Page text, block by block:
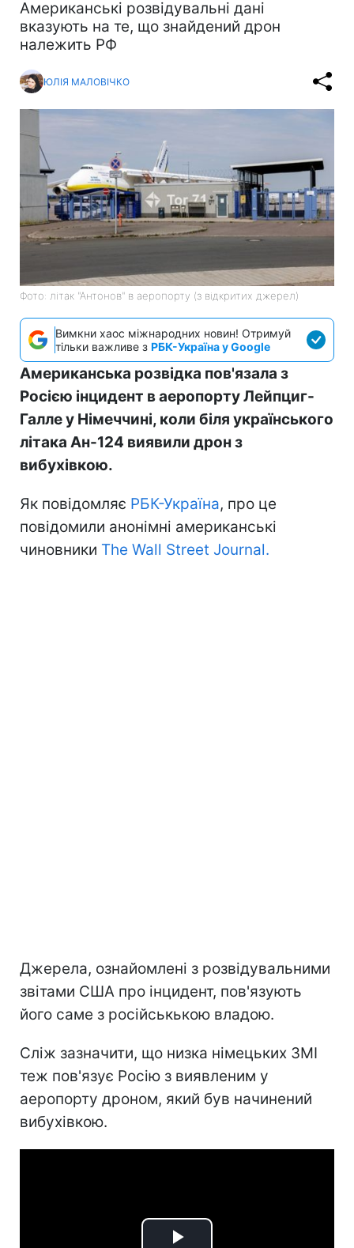
Американські розвідувальні дані
вказують на те, що знайдений дрон
належить РФ
ЮЛІЯ МАЛОВІЧКО
Фото: літак "Антонов" в аеропорту (з відкритих джерел)
Вимкни хаос міжнародних новин! Отримуй
тільки важливе з РБК-Україна у Google
Американська розвідка пов'язала з
Росією інцидент в аеропорту Лейпциг-
Галле у Німеччині, коли біля українського
літака Ан-124 виявили дрон з
вибухівкою.
Як повідомляє РБК-Україна, про це
повідомили анонімні американські
чиновники The Wall Street Journal.
Джерела, ознайомлені з розвідувальними
звітами США про інцидент, пов'язують
його саме з російськькою владою.
Сліж зазначити, що низка німецьких ЗМІ
теж пов'язує Росію з виявленим у
аеропорту дроном, який був начинений
вибухівкою.